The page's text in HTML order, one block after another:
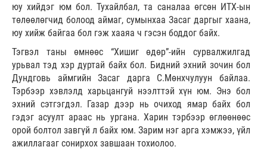
юу хийдэг юм бол. Тухайлбал, та саналаа өгсөн ИТХ-ын
төлөөлөгчид болоод аймаг, сумынхаа Засаг даргыг хаана,
юу хийж байгаа бол гэж хааяа ч гэсэн боддог байх.
Тэгвэл таны өмнөөс “Хишиг өдөр”-ийн сурвалжилгад
урьвал тэд хэр дуртай байх бол. Бидний эхний зочин бол
Дундговь аймгийн Засаг дарга С.Мөнхчулуун байлаа.
Тэрбээр хэвлэлд харьцангуй нээлттэй хүн юм. Энэ бол
эхний сэтгэгдэл. Газар дээр нь очиход ямар байх бол
гэдэг асуулт араас нь ургана. Харин тэрбээр өглөөнөөс
орой болтол завгүй л байх юм. Зарим нэг арга хэмжээ, үйл
ажиллагааг сонирхох завшаан тохиолоо.